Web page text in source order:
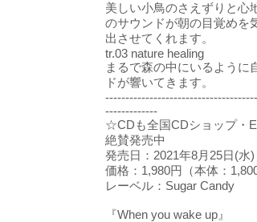
美しい小鳥のさえずりと心
のサウンドが朝の目覚めを
出させてくれます。
tr.03 nature healing
まるで森の中にいるように
ドが響いてきます。
-------------
☆CDも全国CDショップ・
絶賛発売中
発売日：2021年8月25日(水)
価格：1,980円（本体：1,800
レーベル：Sugar Candy
『When you wake up』